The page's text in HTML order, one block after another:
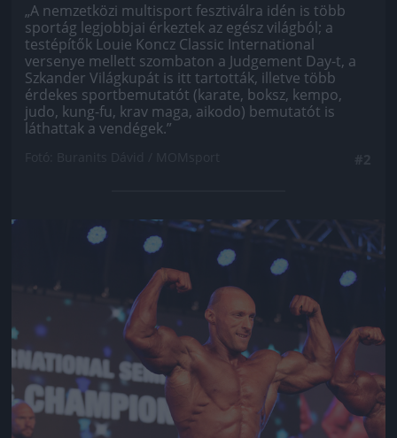
„A nem­zet­közi mul­tis­port fesz­ti­válra idén is több
sportág legjobbjai érkeztek az egész világból; a
testépítők Louie Koncz Classic International
versenye mellett szombaton a Judgement Day-t, a
Szkander Világkupát is itt tartották, illetve több
érdekes sportbemutatót (karate, boksz, kempo,
judo, kung-fu, krav maga, aikodo) bemutatót is
láthattak a vendégek.”
Jön még kép!